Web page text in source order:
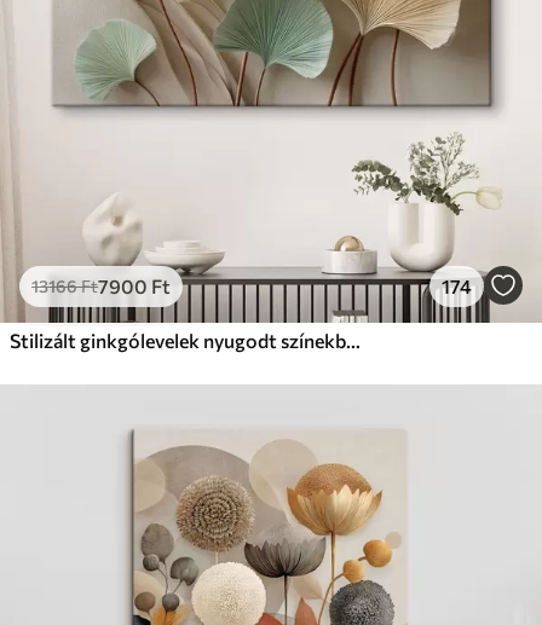
Ft
Élénk, gazdag színek
Fakulásálló
✓Biztonságos, szagtalan tinta
Eco-Prémium
Tól12405Ft
✓Élénk, gazdag színek
✓Fakulásálló
Környezetbarát anyag
13166Ft7900 Ft 174
Stilizált ginkgólevelek nyugodt színekben